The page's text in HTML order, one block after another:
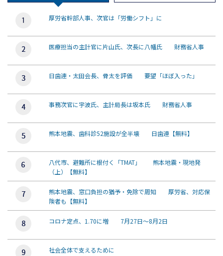
厚労省幹部人事、次官は「労働シフト」に
医療担当の主計官に片山氏、次長に八幡氏 財務省人事
日歯連・太田会長、骨太を評価 要望「ほぼ入った」
事務次官に宇波氏、主計局長は坂本氏 財務省人事
熊本地震、歯科診52施設が全半壊 日歯連【無料】
八代市、避難所に根付く「TMAT」 熊本地震・現地発
（上）【無料】
熊本地震、窓口負担の猶予・免除で周知 厚労省、対応保
険者も【無料】
コロナ定点、1.70に増 7月27日～8月2日
社会全体で支えるために